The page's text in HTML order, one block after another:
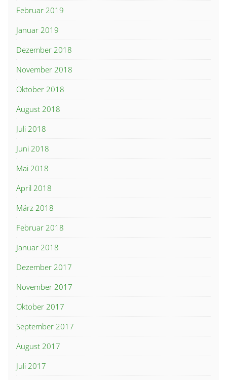
Februar 2019
Januar 2019
Dezember 2018
November 2018
Oktober 2018
August 2018
Juli 2018
Juni 2018
Mai 2018
April 2018
März 2018
Februar 2018
Januar 2018
Dezember 2017
November 2017
Oktober 2017
September 2017
August 2017
Juli 2017